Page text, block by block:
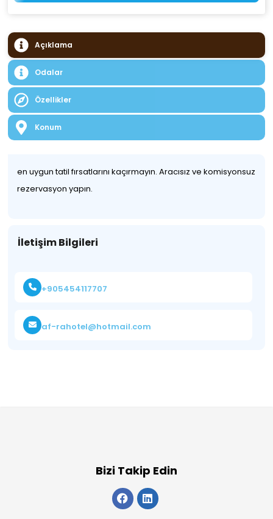
Açıklama
Odalar
Özellikler
Konum
en uygun tatil fırsatlarını kaçırmayın. Aracısız ve komisyonsuz
rezervasyon yapın.
İletişim Bilgileri
+905454117707
af-rahotel@hotmail.com
Bizi Takip Edin